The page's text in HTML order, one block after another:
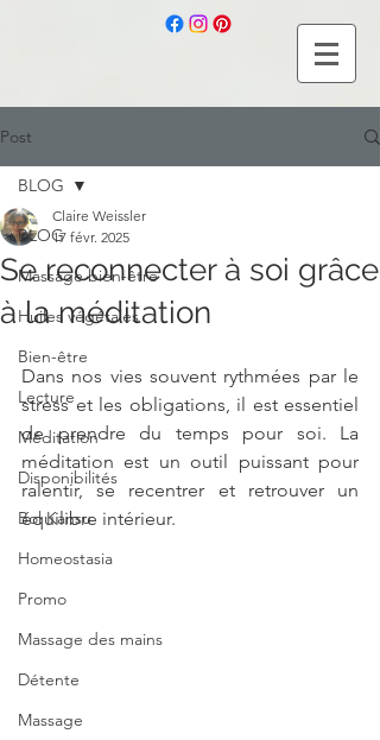
Post
BLOG
Massage bien-être
Huiles végétales
Bien-être
Lecture
Méditation
Disponibilités
Bol Kansu
Homeostasia
Promo
Massage des mains
Détente
Massage
BLOG
Se reconnecter à soi grâce
à la méditation
Claire Weissler
17 févr. 2025
Dans nos vies souvent rythmées par le
stress et les obligations, il est essentiel
de prendre du temps pour soi. La
méditation est un outil puissant pour
ralentir, se recentrer et retrouver un
équilibre intérieur.